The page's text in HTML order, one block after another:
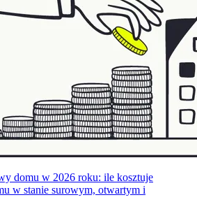
domu w 2026 roku: ile kosztuje
w stanie surowym, otwartym i